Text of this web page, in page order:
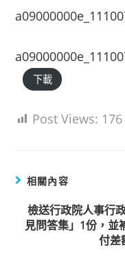
下載
Post Views: 176
相關內容
檢送行政院人事行
見問答集」1份，並
付差